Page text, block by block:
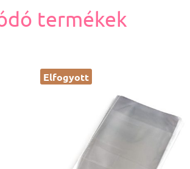
termékek
Elfogyott